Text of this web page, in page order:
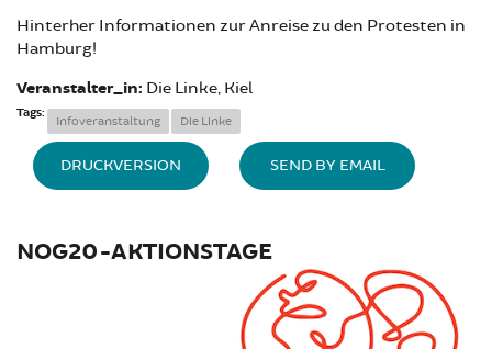
Hinterher Informationen zur Anreise zu den Protesten in
Hamburg!
Veranstalter_in: Die Linke, Kiel
Tags:
Infoveranstaltung Die Linke
DRUCKVERSION SEND BY EMAIL
NOG20-AKTIONSTAGE